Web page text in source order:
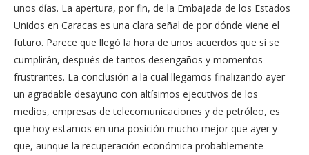
unos días. La apertura, por fin, de la Embajada de los Estados
Unidos en Caracas es una clara señal de por dónde viene el
futuro. Parece que llegó la hora de unos acuerdos que sí se
cumplirán, después de tantos desengaños y momentos
frustrantes. La conclusión a la cual llegamos finalizando ayer
un agradable desayuno con altísimos ejecutivos de los
medios, empresas de telecomunicaciones y de petróleo, es
que hoy estamos en una posición mucho mejor que ayer y
que, aunque la recuperación económica probablemente